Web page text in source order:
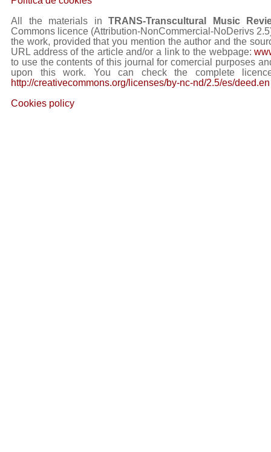
All the materials inTRANS-Transcultural Music
Commons licence (Attribution-NonCommercial-NoDerivs
the work, provided that you mention the author and the
URL address of the article and/or a link to the webpage:
to use the contents of this journal for comercial purposes
upon this work. You can check the complete
http://creativecommons.org/licenses/by-nc-nd/2.5/es/deed.en
Cookies policy